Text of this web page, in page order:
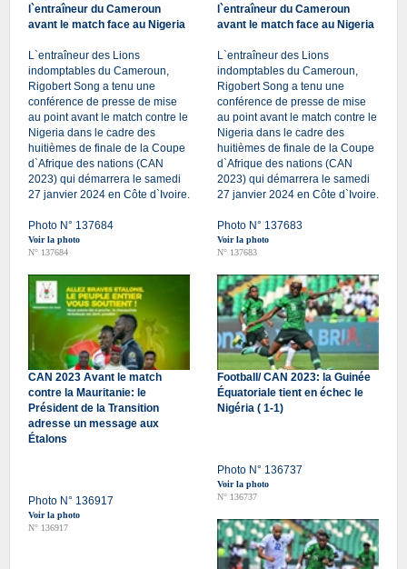
l`entraîneur du Cameroun
avant le match face au Nigeria
L`entraîneur des Lions
indomptables du Cameroun,
Rigobert Song a tenu une
conférence de presse de mise
au point avant le match contre le
Nigeria dans le cadre des
huitièmes de finale de la Coupe
d`Afrique des nations (CAN
2023) qui démarrera le samedi
27 janvier 2024 en Côte d`Ivoire.
Photo N° 137684
Voir la photo
N° 137684
l`entraîneur du Cameroun
avant le match face au Nigeria
L`entraîneur des Lions
indomptables du Cameroun,
Rigobert Song a tenu une
conférence de presse de mise
au point avant le match contre le
Nigeria dans le cadre des
huitièmes de finale de la Coupe
d`Afrique des nations (CAN
2023) qui démarrera le samedi
27 janvier 2024 en Côte d`Ivoire.
Photo N° 137683
Voir la photo
N° 137683
CAN 2023 Avant le match
contre la Mauritanie: le
Président de la Transition
adresse un message aux
Étalons
Photo N° 136917
Voir la photo
N° 136917
Football/ CAN 2023: la Guinée
Équatoriale tient en échec le
Nigéria ( 1-1)
Photo N° 136737
Voir la photo
N° 136737